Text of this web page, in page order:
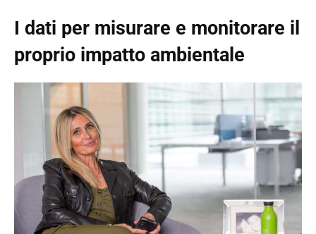
I dati per misurare e monitorare il
proprio impatto ambientale